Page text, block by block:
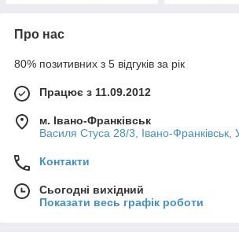
Про нас
80% позитивних з 5 відгуків за рік
Працює з 11.09.2012
м. Івано-Франківськ
Василя Стуса 28/3, Івано-Франківськ,
Контакти
Сьогодні вихідний
Показати весь графік роботи